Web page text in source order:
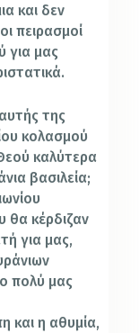
και δεν
πειρασμοί
για μας
της
κολασμού
καλύτερα
βασιλεία;
θα κέρδιζαν
για μας,
πολύ μας
και η αθυμία,